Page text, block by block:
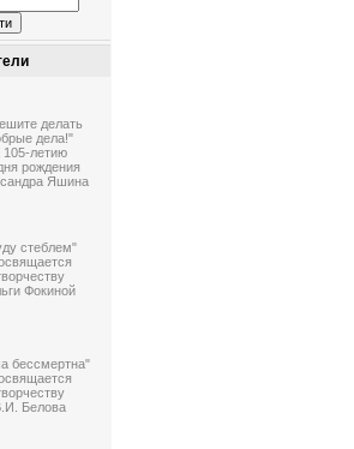
делать
дела!"
105-летию
рождения
Яшина
стеблем"
Фокиной
бессмертна"
Белова